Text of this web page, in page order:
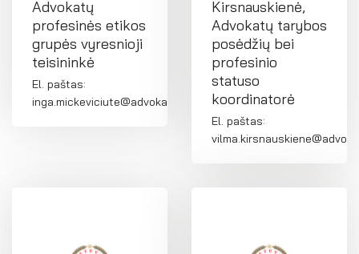
Advokatų
profesinės etikos
grupės vyresnioji
teisininkė
El. paštas:
inga.mickeviciute@advokatura.lt
Kirsnauskienė,
Advokatų tarybos
posėdžių bei
profesinio
statuso
koordinatorė
El. paštas: